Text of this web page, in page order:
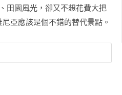
田園風光，卻又不想花費大把
亞應該是個不錯的替代景點。